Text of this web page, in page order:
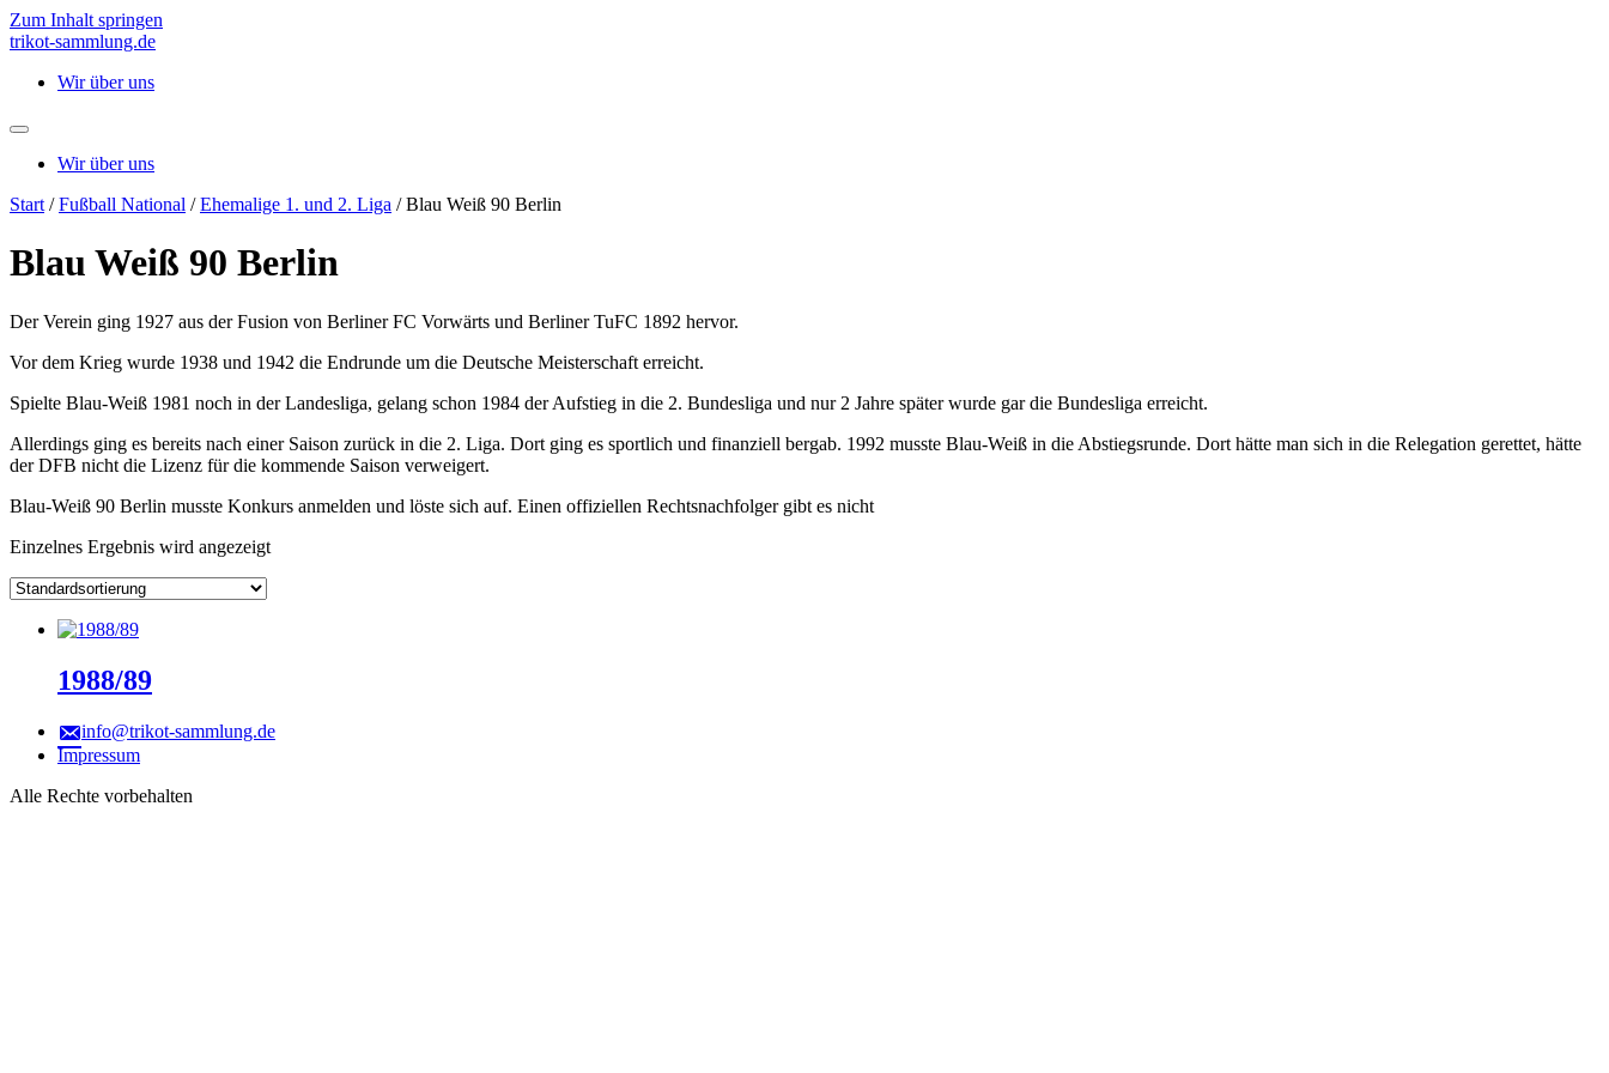
Zum Inhalt springen
trikot-sammlung.de
Wir über uns
Wir über uns
Start /Fußball National /Ehemalige 1. und 2. Liga / Blau Weiß 90 Berlin
Blau Weiß 90 Berlin
Der Verein ging 1927 aus der Fusion von Berliner FC Vorwärts und Berliner TuFC 1892 hervor.
Vor dem Krieg wurde 1938 und 1942 die Endrunde um die Deutsche Meisterschaft erreicht.
Spielte Blau-Weiß 1981 noch in der Landesliga, gelang schon 1984 der Aufstieg in die 2. Bundesliga und nur 2 Jahre später wurde gar die Bundesliga erreicht.
Allerdings ging es bereits nach einer Saison zurück in die 2. Liga. Dort ging es sportlich und finanziell bergab. 1992 musste Blau-Weiß in die Abstiegsrunde. Dort hätte man sich in die Relegation gerettet, hätte
der DFB nicht die Lizenz für die kommende Saison verweigert.
Blau-Weiß 90 Berlin musste Konkurs anmelden und löste sich auf. Einen offiziellen Rechtsnachfolger gibt es nicht
Einzelnes Ergebnis wird angezeigt
1988/89
info@trikot-sammlung.de
Impressum
Alle Rechte vorbehalten